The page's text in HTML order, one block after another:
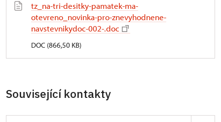
tz_na-tri-desitky-pamatek-ma-
otevreno_novinka-pro-znevyhodnene-
navstevnikydoc-002-.doc
DOC (866,50 KB)
Související kontakty